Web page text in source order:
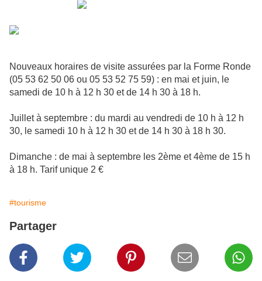
Nouveaux horaires de visite assurées par la Forme Ronde
(05 53 62 50 06 ou 05 53 52 75 59) : en mai et juin, le
samedi de 10 h à 12 h 30 et de 14 h 30 à 18 h.
Juillet à septembre : du mardi au vendredi de 10 h à 12 h
30, le samedi 10 h à 12 h 30 et de 14 h 30 à 18 h 30.
Dimanche : de mai à septembre les 2ème et 4ème de 15 h
à 18 h. Tarif unique 2 €
#tourisme
Partager